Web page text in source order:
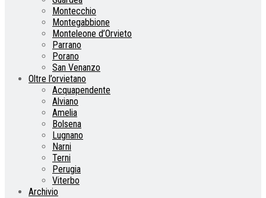
Montecchio
Montegabbione
Monteleone d’Orvieto
Parrano
Porano
San Venanzo
Oltre l’orvietano
Acquapendente
Alviano
Amelia
Bolsena
Lugnano
Narni
Terni
Perugia
Viterbo
Archivio